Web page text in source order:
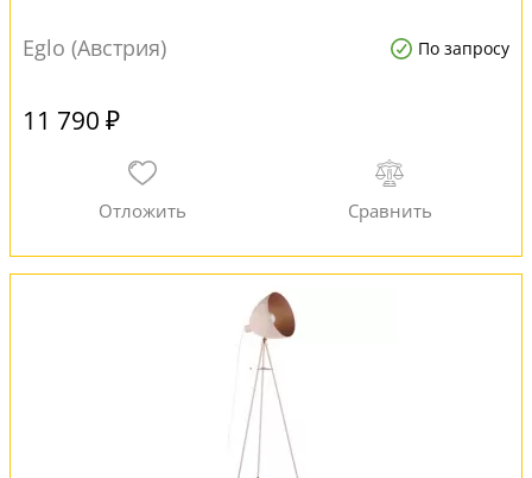
Eglo (Австрия) По запросу
11 790 ₽